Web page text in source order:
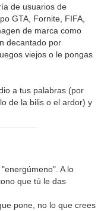
de usuarios de
GTA, Fornite, FIFA,
de marca como
decantado por
viejos o le pongas
a tus palabras (por
de la bilis o el ardor) y
A lo
que tú le das
pone, no lo que crees